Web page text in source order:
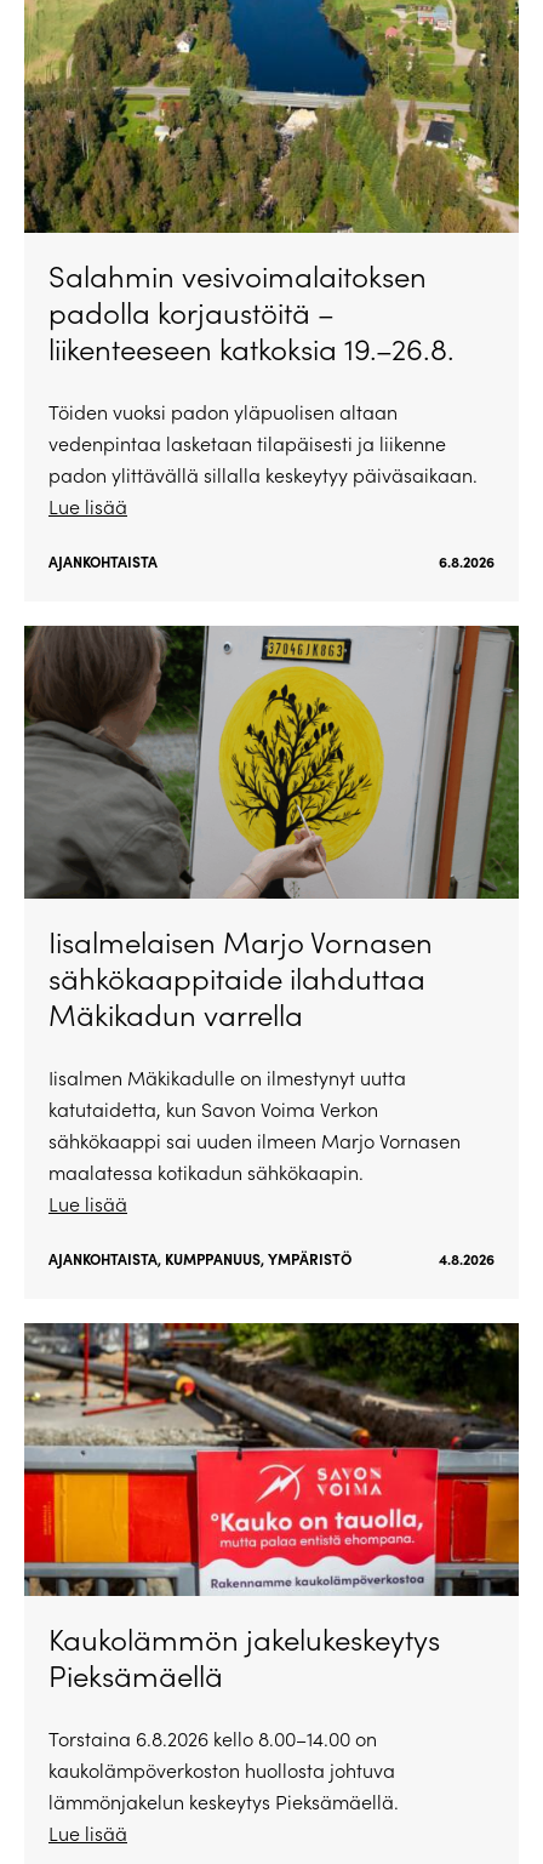
Salahmin vesivoimalaitoksen
padolla korjaustöitä –
liikenteeseen katkoksia 19.–26.8.
Töiden vuoksi padon yläpuolisen altaan
vedenpintaa lasketaan tilapäisesti ja liikenne
padon ylittävällä sillalla keskeytyy päiväsaikaan.
Lue lisää
AJANKOHTAISTA 6.8.2026
Iisalmelaisen Marjo Vornasen
sähkökaappitaide ilahduttaa
Mäkikadun varrella
Iisalmen Mäkikadulle on ilmestynyt uutta
katutaidetta, kun Savon Voima Verkon
sähkökaappi sai uuden ilmeen Marjo Vornasen
maalatessa kotikadun sähkökaapin.
Lue lisää
AJANKOHTAISTA, KUMPPANUUS,YMPÄRISTÖ 4.8.2026
Kaukolämmön jakelukeskeytys
Pieksämäellä
Torstaina 6.8.2026 kello 8.00–14.00 on
kaukolämpöverkoston huollosta johtuva
lämmönjakelun keskeytys Pieksämäellä.
Lue lisää